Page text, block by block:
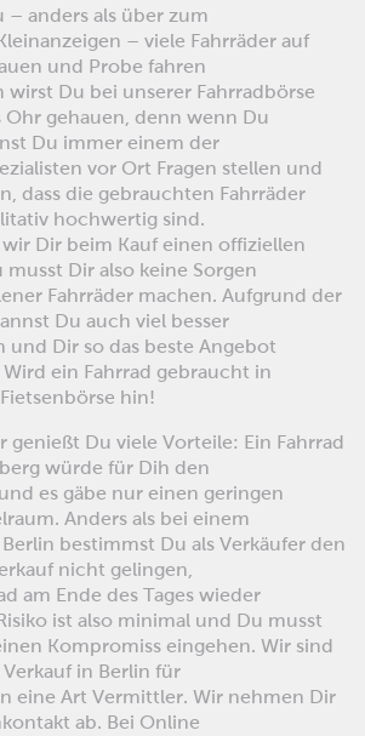
– anders als über zum
– viele Fahrräder auf
und Probe fahren
wirst Du bei unserer Fahrradbörse
gehauen, denn wenn Du
Du immer einem der
vor Ort Fragen stellen und
dass die gebrauchten Fahrräder
hochwertig sind.
Dir beim Kauf einen offiziellen
musst Dir also keine Sorgen
Fahrräder machen. Aufgrund der
Du auch viel besser
und Dir so das beste Angebot
ein Fahrrad gebraucht in
hin!
genießt Du viele Vorteile: Ein Fahrrad
würde für Dih den
es gäbe nur einen geringen
Anders als bei einem
bestimmst Du als Verkäufer den
nicht gelingen,
am Ende des Tages wieder
ist also minimal und Du musst
Kompromiss eingehen. Wir sind
in Berlin für
eine Art Vermittler. Wir nehmen Dir
ab. Bei Online